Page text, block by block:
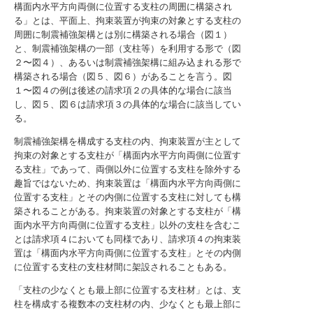
構面内水平方向両側に位置する支柱の周囲に構築され
る」とは、平面上、拘束装置が拘束の対象とする支柱の
周囲に制震補強架構とは別に構築される場合（図１）
と、制震補強架構の一部（支柱等）を利用する形で（図
２〜図４）、あるいは制震補強架構に組み込まれる形で
構築される場合（図５、図６）があることを言う。図
１〜図４の例は後述の請求項２の具体的な場合に該当
し、図５、図６は請求項３の具体的な場合に該当してい
る。
制震補強架構を構成する支柱の内、拘束装置が主として
拘束の対象とする支柱が「構面内水平方向両側に位置す
る支柱」であって、両側以外に位置する支柱を除外する
趣旨ではないため、拘束装置は「構面内水平方向両側に
位置する支柱」とその内側に位置する支柱に対しても構
築されることがある。拘束装置の対象とする支柱が「構
面内水平方向両側に位置する支柱」以外の支柱を含むこ
とは請求項４においても同様であり、請求項４の拘束装
置は「構面内水平方向両側に位置する支柱」とその内側
に位置する支柱の支柱材間に架設されることもある。
「支柱の少なくとも最上部に位置する支柱材」とは、支
柱を構成する複数本の支柱材の内、少なくとも最上部に